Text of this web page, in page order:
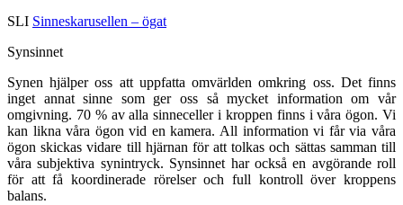
SLI Sinneskarusellen – ögat
Synsinnet
Synen hjälper oss att uppfatta omvärlden omkring oss. Det finns
inget annat sinne som ger oss så mycket information om vår
omgivning. 70 % av alla sinneceller i kroppen finns i våra ögon. Vi
kan likna våra ögon vid en kamera. All information vi får via våra
ögon skickas vidare till hjärnan för att tolkas och sättas samman till
våra subjektiva synintryck. Synsinnet har också en avgörande roll
för att få koordinerade rörelser och full kontroll över kroppens
balans.